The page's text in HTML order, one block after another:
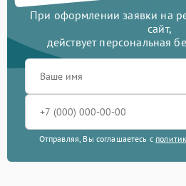
Замена системы
Замена разъёмов (HDMI,
DVI, Дисплей порта)
Замена аккумулятора
При оформлении заявки на
сайт,
действует персональная
Отправляя, Вы соглашаетесь с